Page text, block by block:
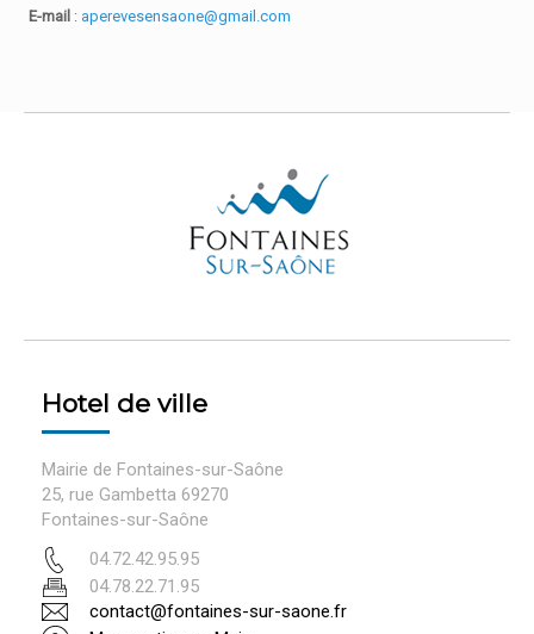
E-mail : aperevesensaone@gmail.com
Hotel de ville
Mairie de Fontaines-sur-Saône
25, rue Gambetta 69270
Fontaines-sur-Saône
04.72.42.95.95
04.78.22.71.95
contact@fontaines-sur-saone.fr